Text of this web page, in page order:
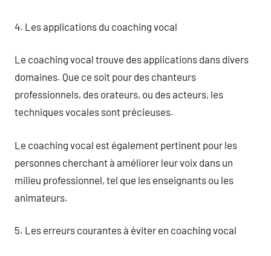
4. Les applications du coaching vocal
Le coaching vocal trouve des applications dans divers
domaines. Que ce soit pour des chanteurs
professionnels, des orateurs, ou des acteurs, les
techniques vocales sont précieuses.
Le coaching vocal est également pertinent pour les
personnes cherchant à améliorer leur voix dans un
milieu professionnel, tel que les enseignants ou les
animateurs.
5. Les erreurs courantes à éviter en coaching vocal